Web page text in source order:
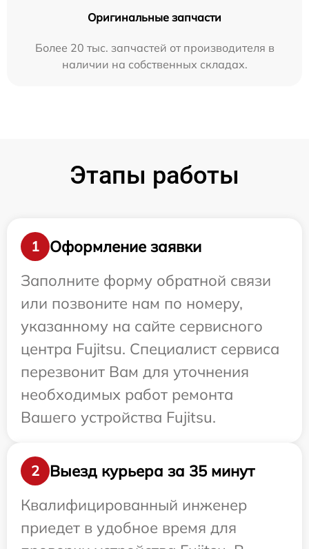
Оригинальные запчасти
Более 20 тыс. запчастей от производителя в
наличии на собственных складах.
Этапы работы
1
Оформление заявки
Заполните форму обратной связи
или позвоните нам по номеру,
указанному на сайте сервисного
центра Fujitsu. Специалист сервиса
перезвонит Вам для уточнения
необходимых работ ремонта
Вашего устройства Fujitsu.
2
Выезд курьера за 35 минут
Квалифицированный инженер
приедет в удобное время для